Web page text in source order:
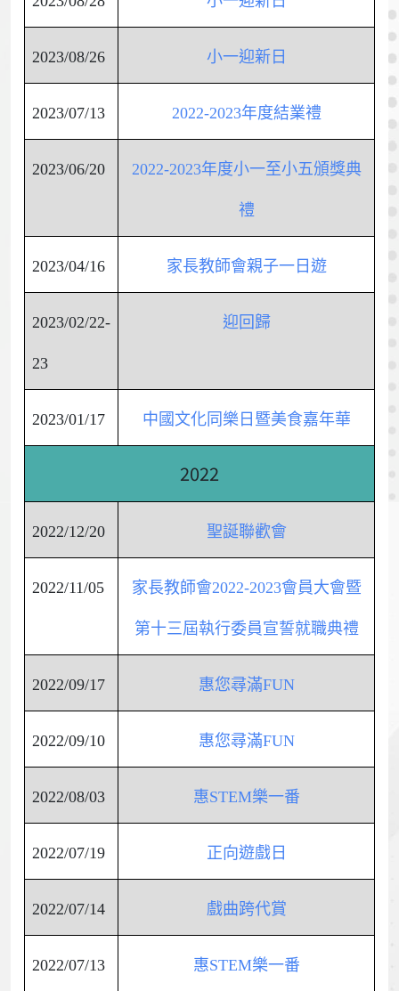
2023/08/26 小一迎新日
2023/07/13 2022-2023年度結業禮
2023/06/20 2022-2023年度小一至小五頒獎典
禮
2023/04/16 家長教師會親子一日遊
2023/02/22-
23
迎回歸
2023/01/17 中國文化同樂日暨美食嘉年華
2022
2022/12/20 聖誕聯歡會
2022/11/05 家長教師會2022-2023會員大會暨
第十三屆執行委員宣誓就職典禮
2022/09/17 惠您尋滿FUN
2022/09/10 惠您尋滿FUN
2022/08/03 惠STEM樂一番
2022/07/19 正向遊戲日
2022/07/14 戲曲跨代賞
2022/07/13 惠STEM樂一番